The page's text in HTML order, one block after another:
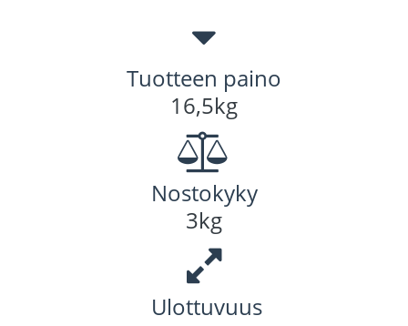
Tuotteen paino
16,5kg
Nostokyky
3kg
Ulottuvuus